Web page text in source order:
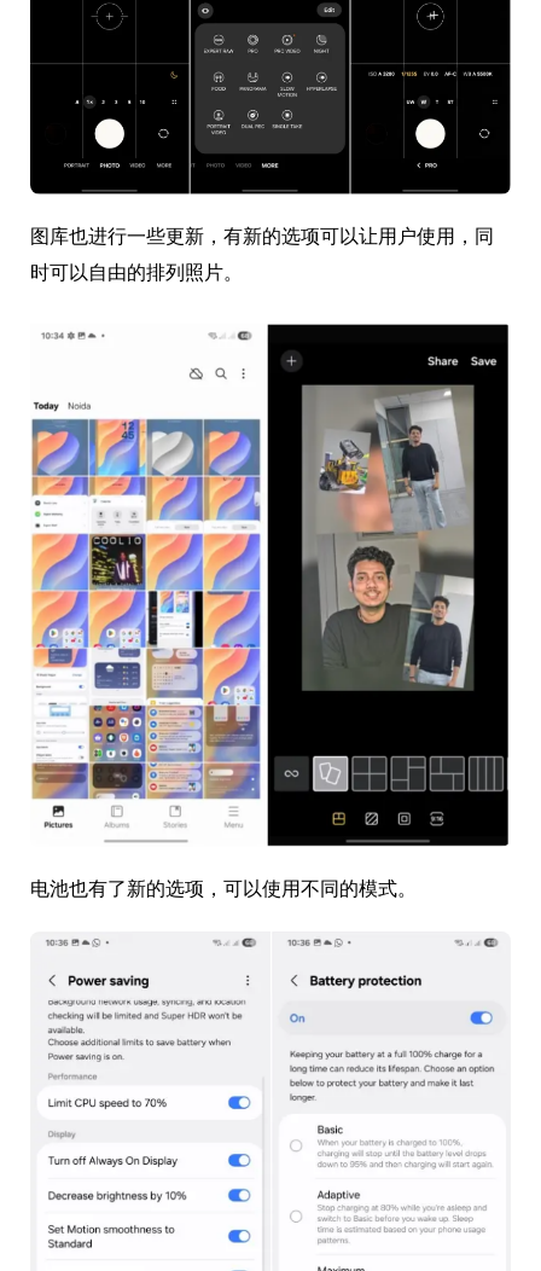
图库也进行一些更新，有新的选项可以让用户使用，同
时可以自由的排列照片。
电池也有了新的选项，可以使用不同的模式。